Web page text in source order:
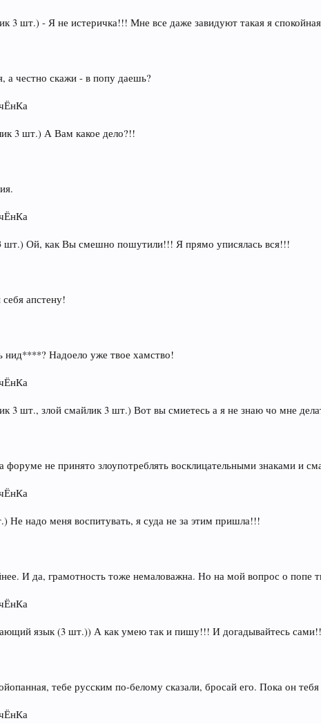
3 шт.) - Я не истеричка!!! Мне все даже завидуют такая я
а честно скажи - в попу даешь?
3 шт.) А Вам какое дело?!!
шт.) Ой, как Вы смешно пошутили!!! Я прямо уписялась вся!!!
апстену!
нид****? Надоело уже твое хамство!
3 шт., злой смайлик 3 шт.) Вот вы смиетесь а я не знаю чо мне
не принято злоупотреблять восклицательными знаками и
Не надо меня воспитувать, я суда не за этим пришла!!!
И да, грамотность тоже немаловажна. Но на мой вопрос о попе
язык (3 шт.)) А как умею так и пишу!!! И догадывайтесь
тебе русским по-белому сказали, бросай его. Пока он